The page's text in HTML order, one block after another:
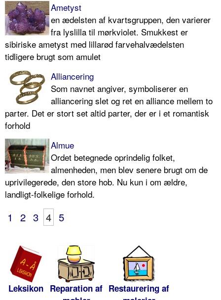
Ametyst
en ædelsten af kvartsgruppen, den varierer
fra lyslilla til mørkviolet. Smukkest er
sibiriske ametyst med lillarød farvehalvædelsten
tidligere brugt som amulet
Alliancering
Som navnet angiver, symboliserer en
alliancering slet og ret en alliance mellem to
parter. Det er stort set altid parter, der er i et romantisk
forhold
Almue
Ordet betegnede oprindelig folket,
almenheden, men blev senere brugt om de
uprivilegerede, den store hob. Nu kun i om ældre,
landligt-folkelige forhold.
1 2 3 4 5
Leksikon Reparation af Restaurering af